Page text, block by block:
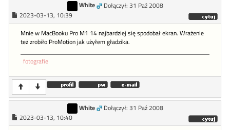
White
Dołączył: 31 Paź 2008
2023-03-13, 10:39
Mnie w MacBooku Pro M1 14 najbardziej się spodobał ekran. Wrażenie
też zrobiło ProMotion jak użyłem gładzika.
fotografie
White
Dołączył: 31 Paź 2008
2023-03-13, 10:40